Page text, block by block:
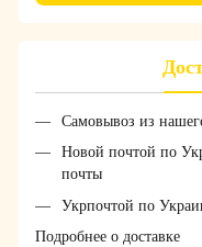
Самовывоз из
Новой почтой по
почты
Укрпочтой по
Подробнее о доставке